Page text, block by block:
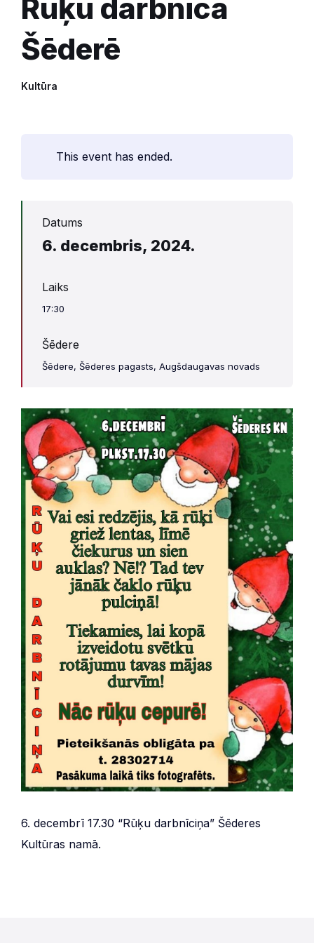
Rūķu darbnīca
Šēderē
Kultūra
This event has ended.
Datums
6. decembris, 2024.
Laiks
17:30
Šēdere
Šēdere, Šēderes pagasts, Augšdaugavas novads
6. decembrī 17.30 “Rūķu darbnīciņa” Šēderes
Kultūras namā.